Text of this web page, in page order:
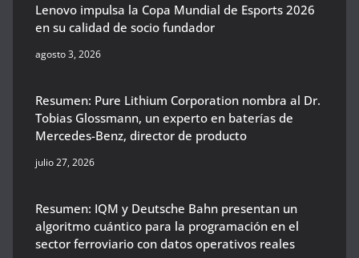
Lenovo impulsa la Copa Mundial de Esports 2026
en su calidad de socio fundador
agosto 3, 2026
Resumen: Pure Lithium Corporation nombra al Dr.
Tobias Glossmann, un experto en baterías de
Mercedes-Benz, director de producto
julio 27, 2026
Resumen: IQM y Deutsche Bahn presentan un
algoritmo cuántico para la programación en el
sector ferroviario con datos operativos reales